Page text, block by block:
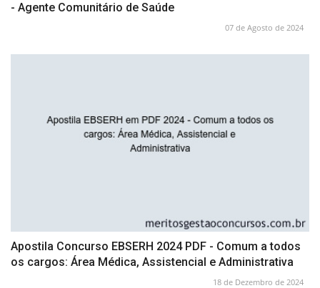
- Agente Comunitário de Saúde
07 de Agosto de 2024
Apostila Concurso EBSERH 2024 PDF - Comum a todos
os cargos: Área Médica, Assistencial e Administrativa
18 de Dezembro de 2024